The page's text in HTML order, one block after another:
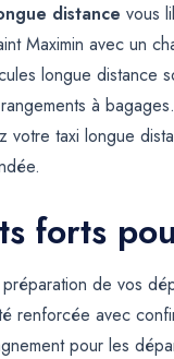
distance vous
Maximin avec un
longue distance
à
votre taxi longue
forts
de vos
renforcée avec
pour les